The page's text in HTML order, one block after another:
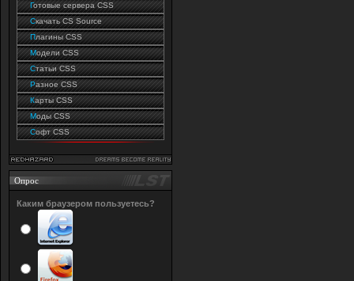
Готовые сервера CSS
Cкачать CS Source
Плагины CSS
Модели CSS
Статьи CSS
Разное CSS
Карты CSS
Моды CSS
Софт CSS
Опрос
Каким браузером пользуетесь?